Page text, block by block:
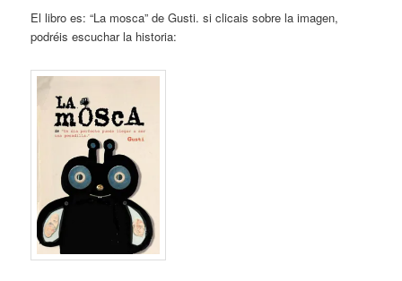
El libro es: “La mosca” de Gusti. si clicais sobre la imagen,
podréis escuchar la historia: